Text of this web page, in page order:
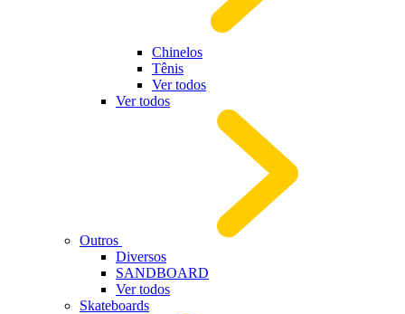
Chinelos
Tênis
Ver todos
Ver todos
Outros
Diversos
SANDBOARD
Ver todos
Skateboards